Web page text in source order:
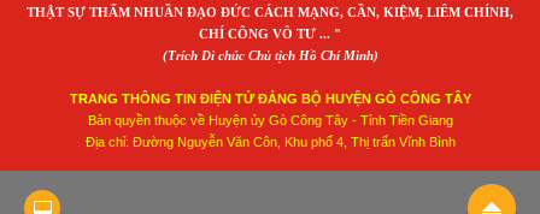
THẬT SỰ THẤM NHUẦN ĐẠO ĐỨC CÁCH MẠNG, CẦN, KIỆM, LIÊM CHÍNH,
CHÍ CÔNG VÔ TƯ ... "
(Trích Di chúc Chủ tịch Hồ Chí Minh)
TRANG THÔNG TIN ĐIỆN TỬ ĐẢNG BỘ HUYỆN GÒ CÔNG TÂY
Bản quyền thuộc về Huyện ủy Gò Công Tây - Tỉnh Tiền Giang
Địa chỉ: Đường Nguyễn Văn Côn, Khu phố 4, Thị trấn Vĩnh Bình